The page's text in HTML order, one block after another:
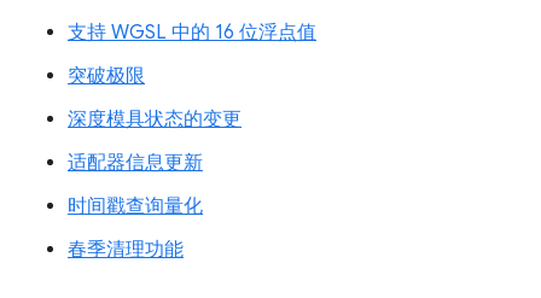
支持 WGSL 中的 16 位浮点值
突破极限
深度模具状态的变更
适配器信息更新
时间戳查询量化
春季清理功能